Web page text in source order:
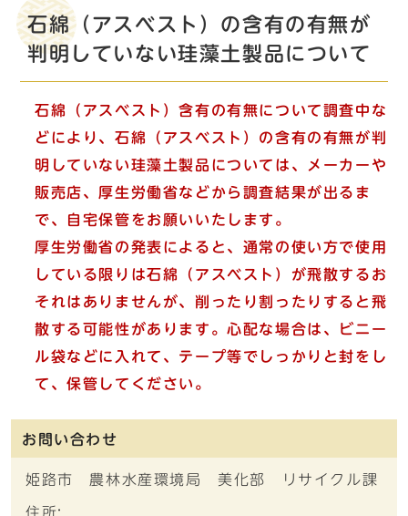
石綿（アスベスト）の含有の有無が
判明していない珪藻土製品について
石綿（アスベスト）含有の有無について調査中な
どにより、石綿（アスベスト）の含有の有無が判
明していない珪藻土製品については、メーカーや
販売店、厚生労働省などから調査結果が出るま
で、自宅保管をお願いいたします。
厚生労働省の発表によると、通常の使い方で使用
している限りは石綿（アスベスト）が飛散するお
それはありませんが、削ったり割ったりすると飛
散する可能性があります。心配な場合は、ビニー
ル袋などに入れて、テープ等でしっかりと封をし
て、保管してください。
お問い合わせ
姫路市 農林水産環境局 美化部 リサイクル課
住所: